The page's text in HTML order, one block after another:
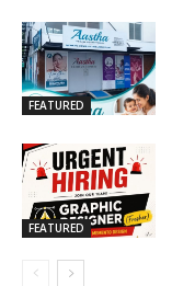
FEATURED
FEATURED